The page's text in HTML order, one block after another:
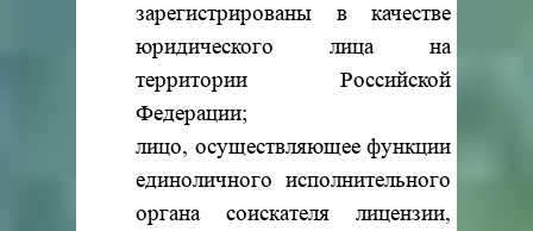
зарегистрированы в качестве
юридического лица на
территории Российской
Федерации;
лицо, осуществляющее функции
единоличного исполнительного
органа соискателя лицензии,